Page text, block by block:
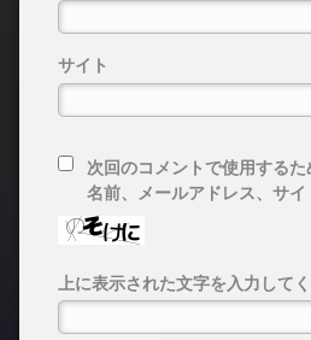
サイト
次回のコメントで使用する
名前、メールアドレス、サイ
上に表示された文字を入力してく